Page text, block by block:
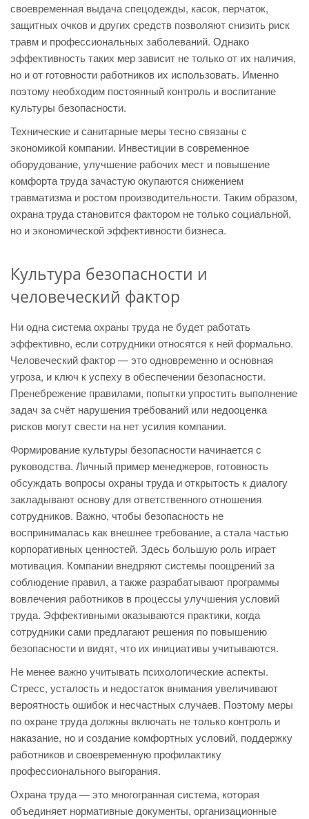
своевременная выдача спецодежды, касок, перчаток,
защитных очков и других средств позволяют снизить риск
травм и профессиональных заболеваний. Однако
эффективность таких мер зависит не только от их наличия,
но и от готовности работников их использовать. Именно
поэтому необходим постоянный контроль и воспитание
культуры безопасности.
Технические и санитарные меры тесно связаны с
экономикой компании. Инвестиции в современное
оборудование, улучшение рабочих мест и повышение
комфорта труда зачастую окупаются снижением
травматизма и ростом производительности. Таким образом,
охрана труда становится фактором не только социальной,
но и экономической эффективности бизнеса.
Культура безопасности и
человеческий фактор
Ни одна система охраны труда не будет работать
эффективно, если сотрудники относятся к ней формально.
Человеческий фактор — это одновременно и основная
угроза, и ключ к успеху в обеспечении безопасности.
Пренебрежение правилами, попытки упростить выполнение
задач за счёт нарушения требований или недооценка
рисков могут свести на нет усилия компании.
Формирование культуры безопасности начинается с
руководства. Личный пример менеджеров, готовность
обсуждать вопросы охраны труда и открытость к диалогу
закладывают основу для ответственного отношения
сотрудников. Важно, чтобы безопасность не
воспринималась как внешнее требование, а стала частью
корпоративных ценностей. Здесь большую роль играет
мотивация. Компании внедряют системы поощрений за
соблюдение правил, а также разрабатывают программы
вовлечения работников в процессы улучшения условий
труда. Эффективными оказываются практики, когда
сотрудники сами предлагают решения по повышению
безопасности и видят, что их инициативы учитываются.
Не менее важно учитывать психологические аспекты.
Стресс, усталость и недостаток внимания увеличивают
вероятность ошибок и несчастных случаев. Поэтому меры
по охране труда должны включать не только контроль и
наказание, но и создание комфортных условий, поддержку
работников и своевременную профилактику
профессионального выгорания.
Охрана труда — это многогранная система, которая
объединяет нормативные документы, организационные